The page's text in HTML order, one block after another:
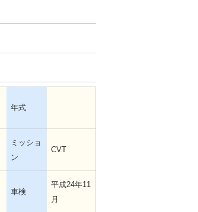
年式
ミッショ
ン
CVT
車検
平成24年11
月